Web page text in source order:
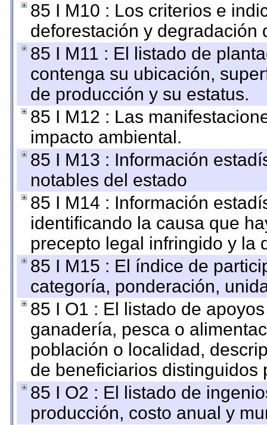
85 I M10 : Los criterios e
deforestación y degradación
85 I M11 : El listado de
contenga su ubicación,
de producción y su estatus.
85 I M12 : Las
impacto ambiental.
85 I M13 : Información
notables del estado
85 I M14 : Información
identificando la causa que
precepto legal infringido y la
85 I M15 : El índice de
categoría, ponderación,
85 I O1 : El listado de
ganadería, pesca o
población o localidad,
de beneficiarios distinguidos
85 I O2 : El listado de
producción, costo anual y